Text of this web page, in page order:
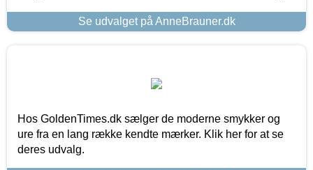
Se udvalget på AnneBrauner.dk
Hos GoldenTimes.dk sælger de moderne smykker og
ure fra en lang række kendte mærker. Klik her for at se
deres udvalg.